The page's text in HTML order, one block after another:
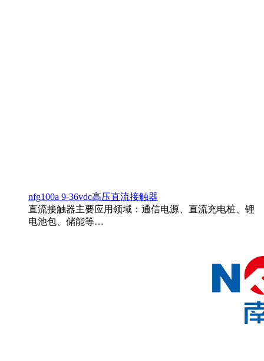
nfg100a 9-36vdc高压直流接触器
直流接触器主要应用领域：通信电源、直流充电桩、锂
电池包、储能等…